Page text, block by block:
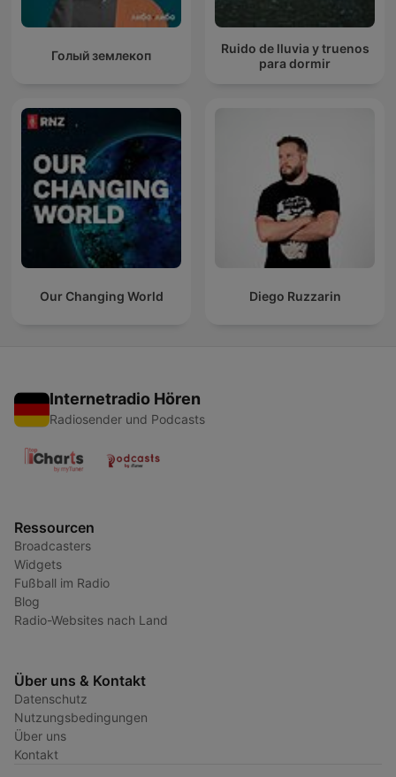
Голый землекоп
Ruido de lluvia y truenos
para dormir
Our Changing World Diego Ruzzarin
Internetradio Hören
Radiosender und Podcasts
Ressourcen
Broadcasters
Widgets
Fußball im Radio
Blog
Radio-Websites nach Land
Über uns & Kontakt
Datenschutz
Nutzungsbedingungen
Über uns
Kontakt